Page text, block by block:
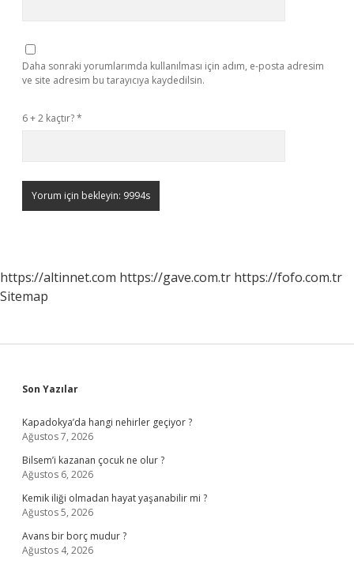
Daha sonraki yorumlarımda kullanılması için adım, e-posta adresim
ve site adresim bu tarayıcıya kaydedilsin.
6 + 2 kaçtır?*
https://altinnet.com https://gave.com.tr https://fofo.com.tr
Sitemap
Sidebar
Son Yazılar
Kapadokya’da hangi nehirler geçiyor ?
Ağustos 7, 2026
Bilsem’i kazanan çocuk ne olur ?
Ağustos 6, 2026
Kemik iliği olmadan hayat yaşanabilir mi ?
Ağustos 5, 2026
Avans bir borç mudur ?
Ağustos 4, 2026